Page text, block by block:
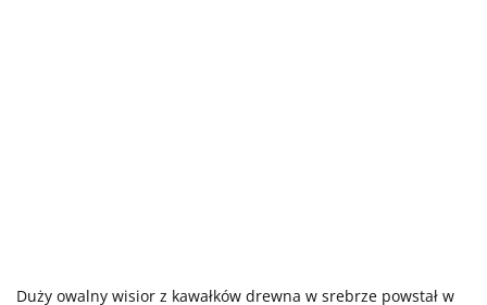
Duży owalny wisior z kawałków drewna w srebrze powstał w